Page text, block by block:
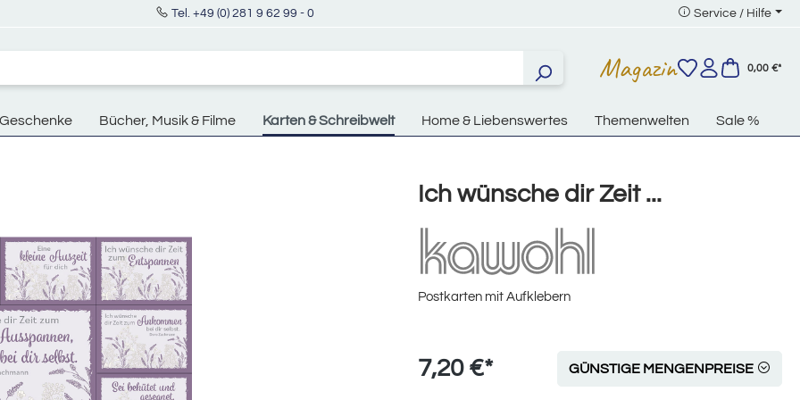
Tel. +49 (0) 281 9 62 99 - 0 Service / Hilfe
Magazin 0,00 €*
Geschenke Bücher, Musik & Filme Karten & Schreibwelt Home & Liebenswertes Themenwelten Sale %
Ich wünsche dir Zeit ...
Postkarten mit Aufklebern
7,20 €* GÜNSTIGE MENGENPREISE